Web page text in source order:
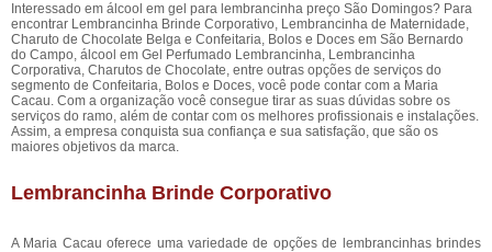
Interessado em álcool em gel para lembrancinha preço São Domingos? Para
encontrar Lembrancinha Brinde Corporativo, Lembrancinha de Maternidade,
Charuto de Chocolate Belga e Confeitaria, Bolos e Doces em São Bernardo
do Campo, álcool em Gel Perfumado Lembrancinha, Lembrancinha
Corporativa, Charutos de Chocolate, entre outras opções de serviços do
segmento de Confeitaria, Bolos e Doces, você pode contar com a Maria
Cacau. Com a organização você consegue tirar as suas dúvidas sobre os
serviços do ramo, além de contar com os melhores profissionais e instalações.
Assim, a empresa conquista sua confiança e sua satisfação, que são os
maiores objetivos da marca.
Lembrancinha Brinde Corporativo
A Maria Cacau oferece uma variedade de opções de lembrancinhas brindes